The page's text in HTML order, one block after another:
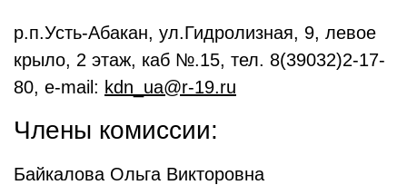
р.п.Усть-Абакан, ул.Гидролизная, 9, левое
крыло, 2 этаж, каб №.15, тел. 8(39032)2-17-
80, e-mail: kdn_ua@r-19.ru
Члены комиссии:
Байкалова Ольга Викторовна